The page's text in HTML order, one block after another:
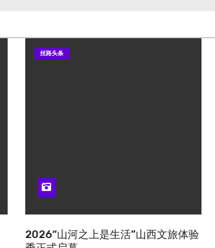
丝路头条
2026“山河之上是生活”山西文旅体验